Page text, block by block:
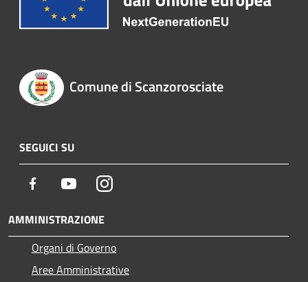
Comune di Scanzorosciate
SEGUICI SU
Facebook YoutubeInstagram
AMMINISTRAZIONE
Organi di Governo
Aree Amministrative